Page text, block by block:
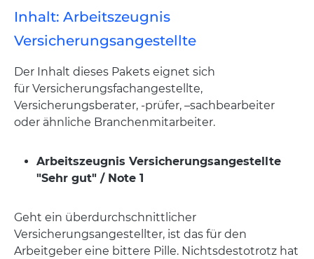
Inhalt: Arbeitszeugnis
Versicherungsangestellte
Der Inhalt dieses Pakets eignet sich
für Versicherungsfachangestellte,
Versicherungsberater, -prüfer, –sachbearbeiter
oder ähnliche Branchenmitarbeiter.
Arbeitszeugnis Versicherungsangestellte
"Sehr gut" / Note 1
Geht ein überdurchschnittlicher
Versicherungsangestellter, ist das für den
Arbeitgeber eine bittere Pille. Nichtsdestotrotz hat